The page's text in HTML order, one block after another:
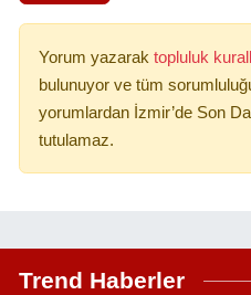
Yorum yazarak topluluk
bulunuyor ve tüm
yorumlardan İzmir’de Son
tutulamaz.
Trend Haberler